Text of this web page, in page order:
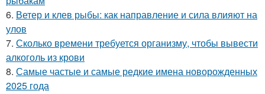
6. Ветер и клев рыбы: как направление и сила влияют на
улов
7. Сколько времени требуется организму, чтобы вывести
алкоголь из крови
8. Самые частые и самые редкие имена новорожденных
2025 года